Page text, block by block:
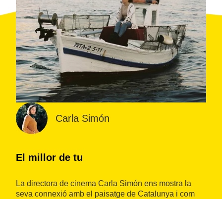
Carla Simón
El millor de tu
La directora de cinema Carla Simón ens mostra la
seva connexió amb el paisatge de Catalunya i com